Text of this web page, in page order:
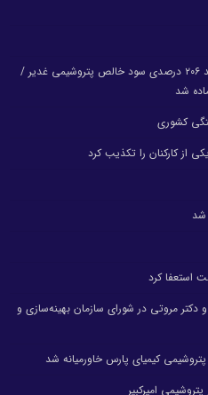
رشد ۲۴ درصدی درآمد عملیاتی و رشد ۲۰۶ درصدی سود خالص پتروشیمی غدیر /
کشوری
از کارکنان را تکذیب کرد
شد
استعفا کرد
دکتر مروتی در شورای سازمان بهینه‌سازی و
کیمیای پارس خاورمیانه شد
امیرکبیر